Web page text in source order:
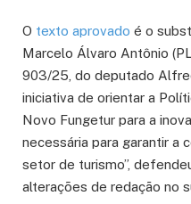
O texto aprovado é o
Marcelo Álvaro Antônio
903/25, do deputado
iniciativa de orientar a
Novo Fungetur para a
necessária para garantir a
setor de turismo”,
alterações de redação no